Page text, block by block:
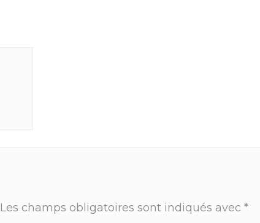
Les champs obligatoires sont indiqués avec*